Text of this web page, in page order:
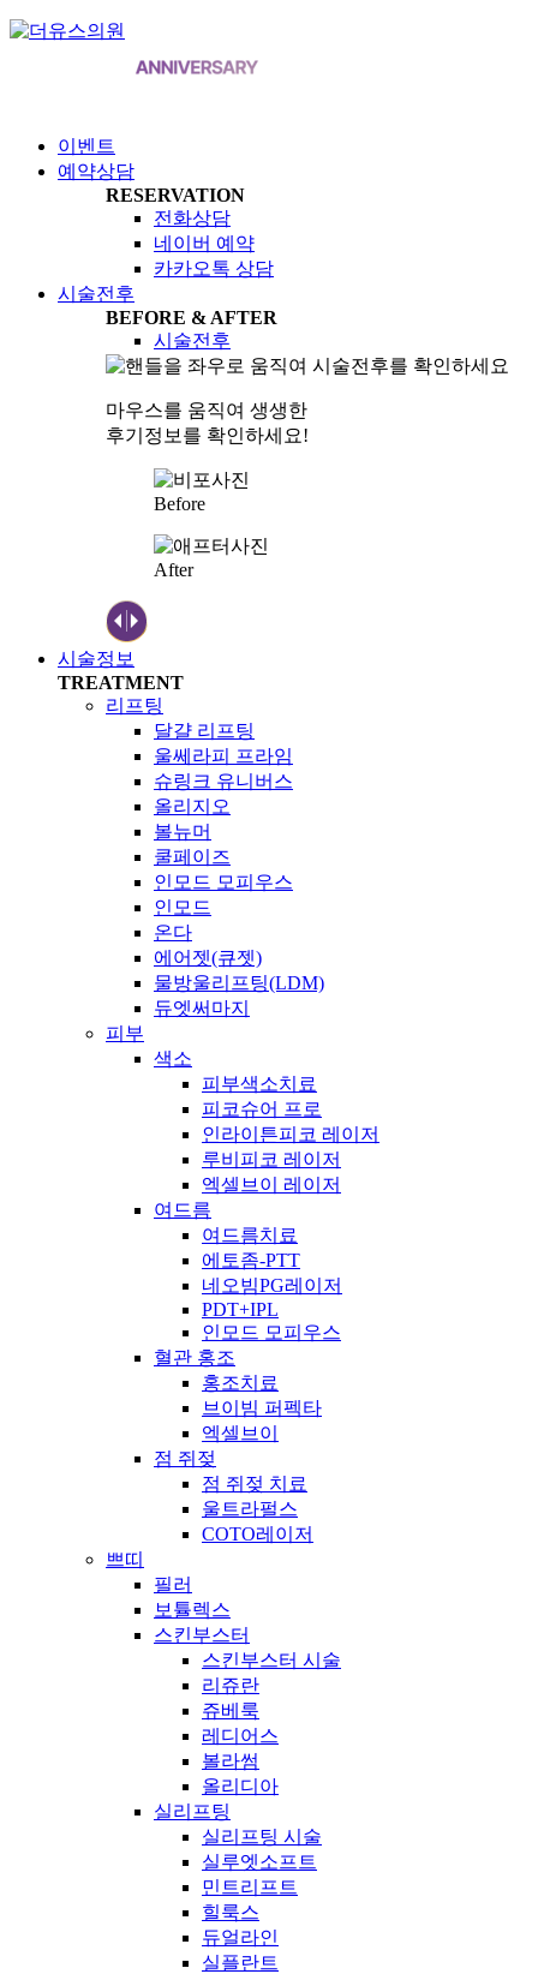
이벤트
예약상담
RESERVATION
전화상담
네이버 예약
카카오톡 상담
시술전후
BEFORE & AFTER
시술전후
마우스를 움직여 생생한
후기정보를 확인하세요!
Before
After
시술정보
TREATMENT
리프팅
달걀 리프팅
울쎄라피 프라임
슈링크 유니버스
올리지오
볼뉴머
쿨페이즈
인모드 모피우스
인모드
온다
에어젯(큐젯)
물방울리프팅(LDM)
듀엣써마지
피부
색소
피부색소치료
피코슈어 프로
인라이튼피코 레이저
루비피코 레이저
엑셀브이 레이저
여드름
여드름치료
에토좀-PTT
네오빔PG레이저
PDT+IPL
인모드 모피우스
혈관 홍조
홍조치료
브이빔 퍼펙타
엑셀브이
점 쥐젖
점 쥐젖 치료
울트라펄스
COTO레이저
쁘띠
필러
보튤렉스
스킨부스터
스킨부스터 시술
리쥬란
쥬베룩
레디어스
볼라썸
올리디아
실리프팅
실리프팅 시술
실루엣소프트
민트리프트
힐룩스
듀얼라인
실플란트